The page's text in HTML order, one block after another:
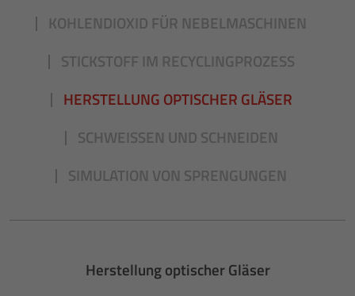
KOHLENDIOXID FÜR NEBELMASCHINEN
STICKSTOFF IM RECYCLINGPROZESS
HERSTELLUNG OPTISCHER GLÄSER
SCHWEISSEN UND SCHNEIDEN
SIMULATION VON SPRENGUNGEN
Herstellung optischer Gläser